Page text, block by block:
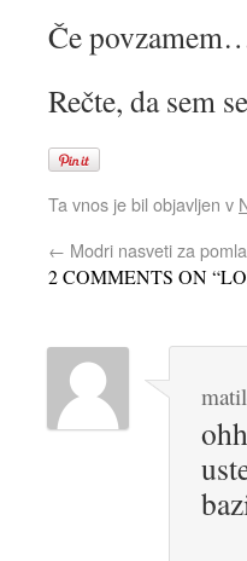
Če
Rečte, da sem
Ta vnos je bil objavljen v
← Modri nasveti za
2 COMMENTS ON “